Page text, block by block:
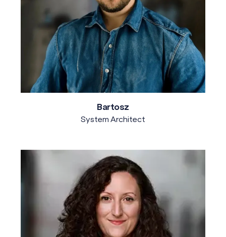
Bartosz
System Architect